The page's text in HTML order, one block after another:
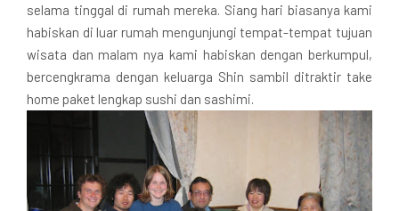
selama tinggal di rumah mereka. Siang hari biasanya kami
habiskan di luar rumah mengunjungi tempat-tempat tujuan
wisata dan malam nya kami habiskan dengan berkumpul,
bercengkrama dengan keluarga Shin sambil ditraktir take
home paket lengkap sushi dan sashimi.